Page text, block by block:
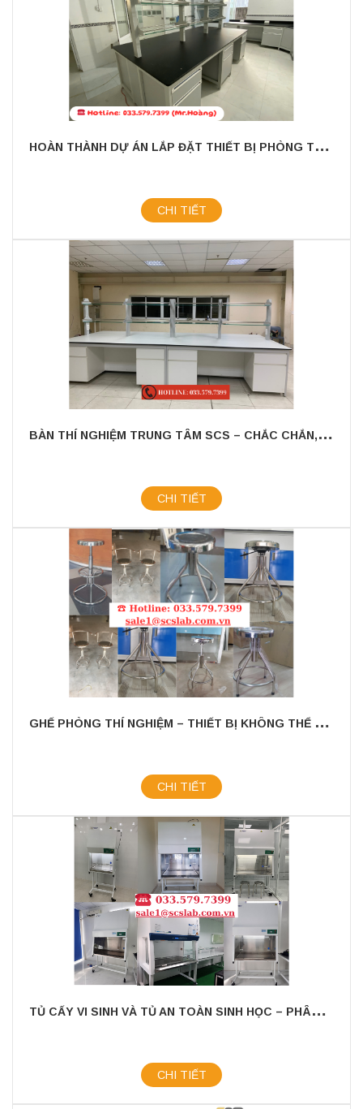
H
OÀN THÀNH DỰ ÁN LẮP ĐẶT THIẾT BỊ PHÒNG THÍ NGHIỆM CÔNG TY HÙNG BANG (PHÚ YÊN)
CHI TIẾT
B
ÀN THÍ NGHIỆM TRUNG TÂM SCS – CHẮC CHẮN, BỀN BỈ, CHUẨN ISO
CHI TIẾT
G
HẾ PHÒNG THÍ NGHIỆM – THIẾT BỊ KHÔNG THỂ THIẾU CHO MÔI TRƯỜNG NGHIÊN CỨU CHUYÊN NGHIỆP
CHI TIẾT
T
Ủ CẤY VI SINH VÀ TỦ AN TOÀN SINH HỌC – PHÂN BIỆT & ỨNG DỤNG CHUYÊN SÂU
CHI TIẾT